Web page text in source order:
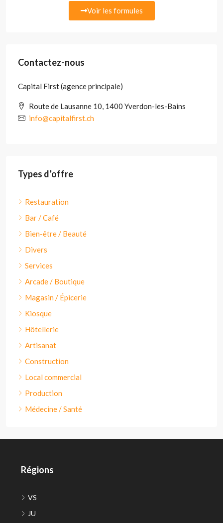
Voir les formules
Contactez-nous
Capital First (agence principale)
Route de Lausanne 10, 1400 Yverdon-les-Bains
info@capitalfirst.ch
Types d’offre
Restauration
Bar / Café
Bien-être / Beauté
Divers
Services
Arcade / Boutique
Magasin / Épicerie
Kiosque
Hôtellerie
Artisanat
Construction
Local commercial
Production
Médecine / Santé
Régions
VS
JU